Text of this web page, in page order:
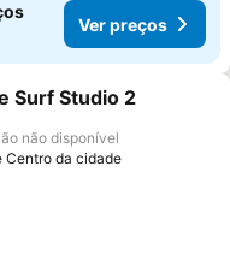
Ver preços
aos favoritos
Surf Studio 2
não disponível
Centro da cidade